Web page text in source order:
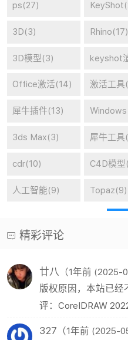
ps(27)
3D(3) Rhino(17)
3D模型(3) keyshot
Office激活(14) 激活工具
犀牛插件(13)
3ds Max(3) 犀牛工具
cdr(10) C4D模
人工智能(9) Topaz(9)
精彩评论
廿八 （1年前 (2025-
版权原因，本站已经
评：CorelDRAW
327 （1年前 (2025-